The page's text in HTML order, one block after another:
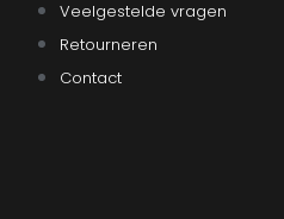
Veelgestelde vragen
Retourneren
Contact